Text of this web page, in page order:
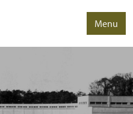
Menu